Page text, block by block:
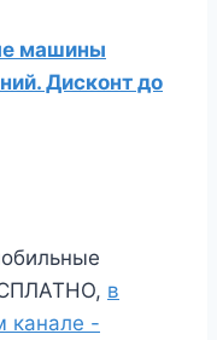
машины
Дисконт до
в
канале -